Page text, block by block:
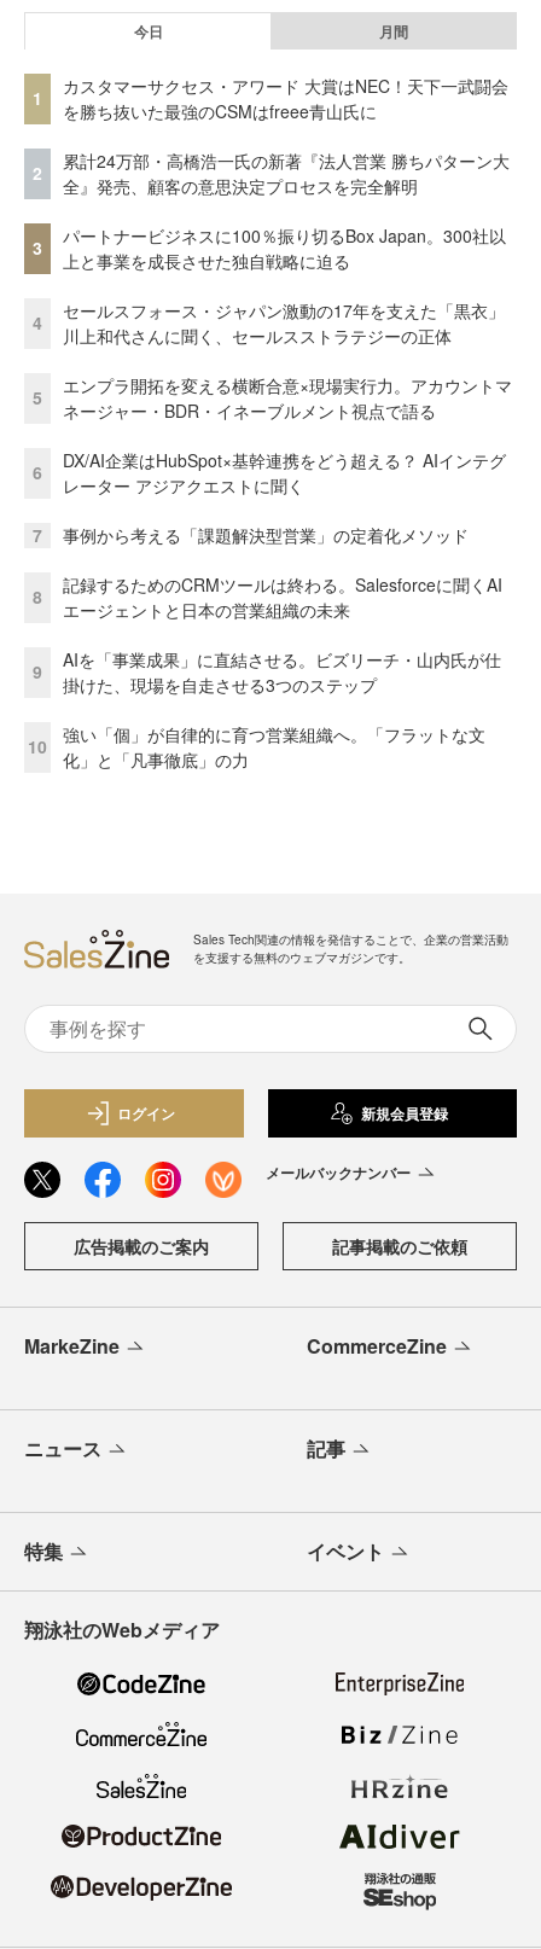
今日 月間
1
カスタマーサクセス・アワード 大賞はNEC！天下一武闘会
を勝ち抜いた最強のCSMはfreee青山氏に
2
累計24万部・高橋浩一氏の新著『法人営業 勝ちパターン大
全』発売、顧客の意思決定プロセスを完全解明
3
パートナービジネスに100％振り切るBox Japan。300社以
上と事業を成長させた独自戦略に迫る
4
セールスフォース・ジャパン激動の17年を支えた「黒衣」
川上和代さんに聞く、セールスストラテジーの正体
5
エンプラ開拓を変える横断合意×現場実行力。アカウントマ
ネージャー・BDR・イネーブルメント視点で語る
6
DX/AI企業はHubSpot×基幹連携をどう超える？ AIインテグ
レーター アジアクエストに聞く
7 事例から考える「課題解決型営業」の定着化メソッド
8
記録するためのCRMツールは終わる。Salesforceに聞くAI
エージェントと日本の営業組織の未来
9
AIを「事業成果」に直結させる。ビズリーチ・山内氏が仕
掛けた、現場を自走させる3つのステップ
10
強い「個」が自律的に育つ営業組織へ。「フラットな文
化」と「凡事徹底」の力
Sales Tech関連の情報を発信することで、企業の営業活動
を支援する無料のウェブマガジンです。
ログイン 新規会員登録
メールバックナンバー
広告掲載のご案内 記事掲載のご依頼
MarkeZine CommerceZine
ニュース 記事
特集 イベント
翔泳社のWebメディア